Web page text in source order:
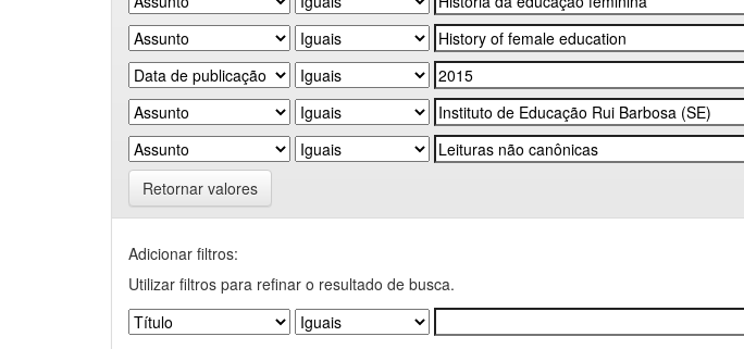
Retornar valores
Adicionar filtros:
Utilizar filtros para refinar o resultado de busca.